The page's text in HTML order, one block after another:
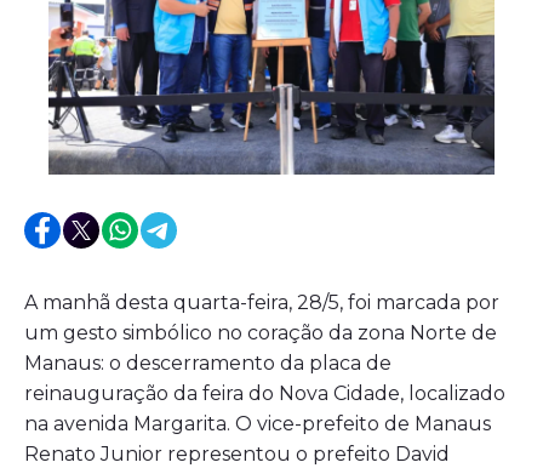
A manhã desta quarta-feira, 28/5, foi marcada por
um gesto simbólico no coração da zona Norte de
Manaus: o descerramento da placa de
reinauguração da feira do Nova Cidade, localizado
na avenida Margarita. O vice-prefeito de Manaus
Renato Junior representou o prefeito David